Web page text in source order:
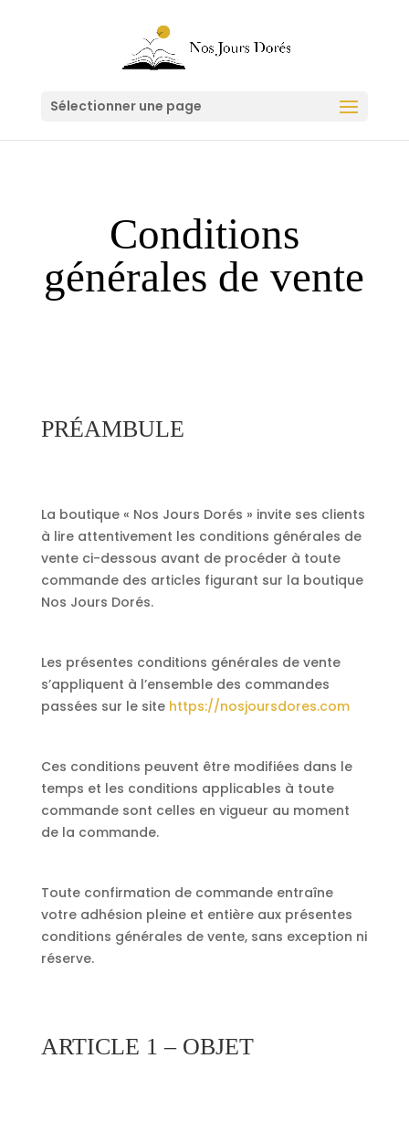
Sélectionner une page
Conditions
générales de vente
PRÉAMBULE
La boutique « Nos Jours Dorés » invite ses clients
à lire attentivement les conditions générales de
vente ci-dessous avant de procéder à toute
commande des articles figurant sur la boutique
Nos Jours Dorés.
Les présentes conditions générales de vente
s’appliquent à l’ensemble des commandes
passées sur le site https://nosjoursdores.com
Ces conditions peuvent être modifiées dans le
temps et les conditions applicables à toute
commande sont celles en vigueur au moment
de la commande.
Toute confirmation de commande entraîne
votre adhésion pleine et entière aux présentes
conditions générales de vente, sans exception ni
réserve.
ARTICLE 1 – OBJET